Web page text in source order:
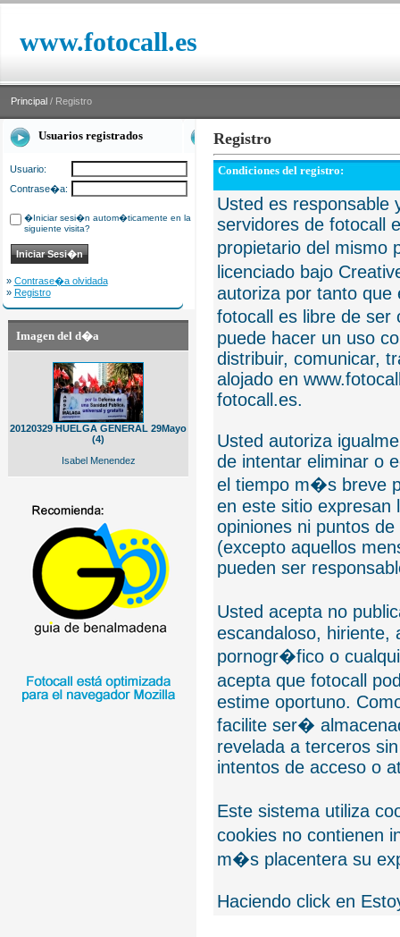
www.fotocall.es
Principal / Registro
Usuarios registrados
Usuario:
Contrase�a:
�Iniciar sesi�n autom�ticamente en la
siguiente visita?
» Contrase�a olvidada
» Registro
Imagen del d�a
20120329 HUELGA GENERAL 29Mayo
(4)
Isabel Menendez
Registro
Condiciones del registro:
Usted es responsable
servidores de fotocall
propietario del mismo
licenciado bajo
autoriza por tanto que
fotocall es libre de
puede hacer un uso
distribuir, comunicar,
alojado en
fotocall.es.
Usted autoriza
de intentar eliminar o
el tiempo m�s breve
en este sitio expresan
opiniones ni puntos
(excepto aquellos
pueden ser
Usted acepta no
escandaloso, hiriente,
pornogr�fico o
acepta que fotocall
estime oportuno.
facilite ser�
revelada a terceros
intentos de acceso o
Este sistema utiliza
cookies no contienen
m�s placentera su
Haciendo click en